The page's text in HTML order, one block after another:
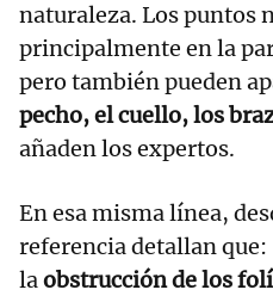
naturaleza. Los puntos
principalmente en la
pero también pueden
pecho, el cuello, los
añaden los expertos.
En esa misma línea,
referencia detallan
laobstrucción de los